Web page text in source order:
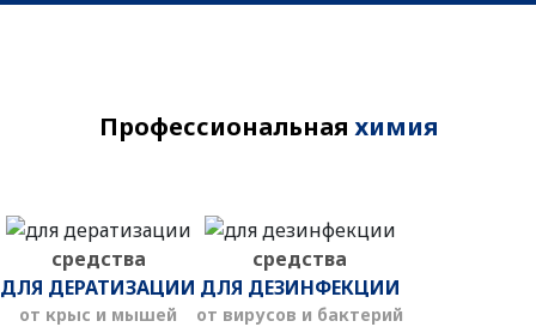
Профессиональная химия
средства
ДЛЯ ДЕРАТИЗАЦИИ
от крыс и мышей
средства
ДЛЯ ДЕЗИНФЕКЦИИ
от вирусов и бактерий